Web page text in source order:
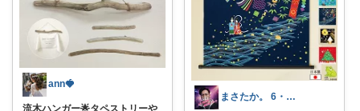
ann🍓
流木ハンガー🌟タペストリーや
まさたか。 6・7日の経由購入感謝🙏